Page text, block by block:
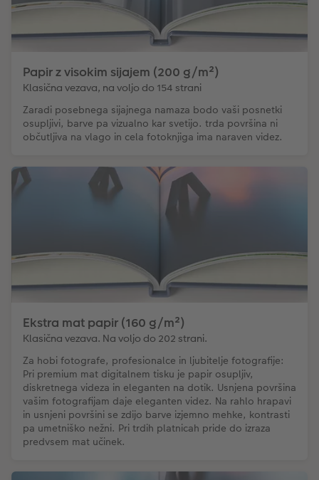
Papir z visokim sijajem (200 g/m²)
Klasična vezava, na voljo do 154 strani
Zaradi posebnega sijajnega namaza bodo vaši posnetki
osupljivi, barve pa vizualno kar svetijo. trda površina ni
občutljiva na vlago in cela fotoknjiga ima naraven videz.
Ekstra mat papir (160 g/m²)
Klasična vezava. Na voljo do 202 strani.
Za hobi fotografe, profesionalce in ljubitelje fotografije:
Pri premium mat digitalnem tisku je papir osupljiv,
diskretnega videza in eleganten na dotik. Usnjena površina
vašim fotografijam daje eleganten videz. Na rahlo hrapavi
in usnjeni površini se zdijo barve izjemno mehke, kontrasti
pa umetniško nežni. Pri trdih platnicah pride do izraza
predvsem mat učinek.